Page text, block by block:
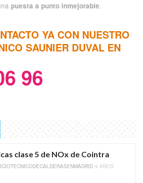
puesta a punto inmejorable.
YA CON NUESTRO
SAUNIER DUVAL EN
96
clase 5 de NOx de Cointra
9 AÑOS